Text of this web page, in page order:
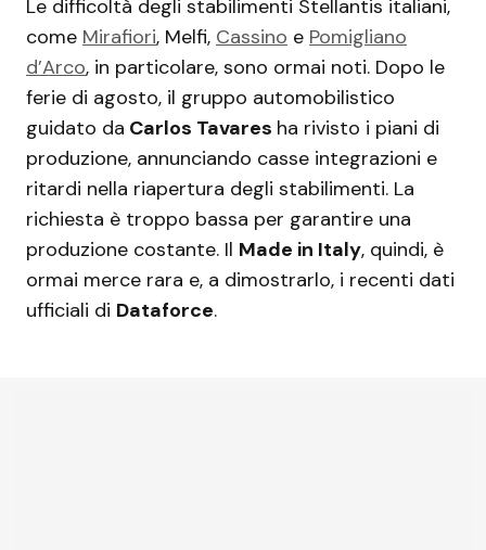
Le difficoltà degli stabilimenti Stellantis italiani,
come Mirafiori, Melfi, Cassino e Pomigliano
d’Arco, in particolare, sono ormai noti. Dopo le
ferie di agosto, il gruppo automobilistico
guidato da Carlos Tavares ha rivisto i piani di
produzione, annunciando casse integrazioni e
ritardi nella riapertura degli stabilimenti. La
richiesta è troppo bassa per garantire una
produzione costante. Il Made in Italy, quindi, è
ormai merce rara e, a dimostrarlo, i recenti dati
ufficiali di Dataforce.